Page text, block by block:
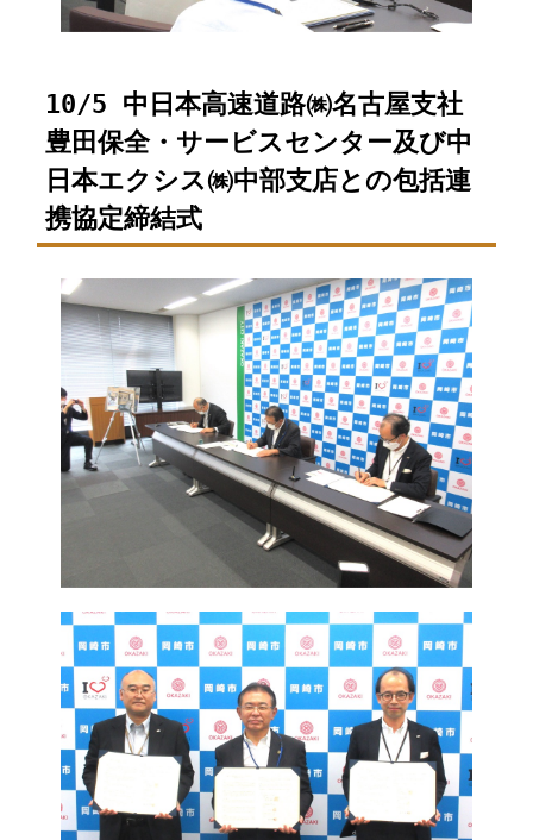
10/5 中日本高速道路㈱名古屋支社
豊田保全・サービスセンター及び中
日本エクシス㈱中部支店との包括連
携協定締結式